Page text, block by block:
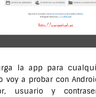
la app para
voy a probar con
usuario y